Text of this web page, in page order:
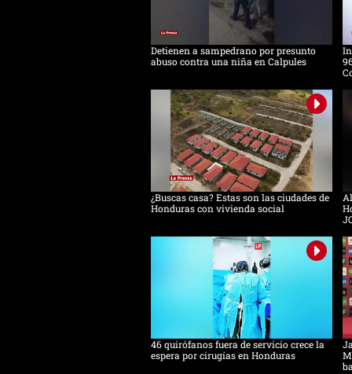
Detienen a sampedrano por presunto
abuso contra una niña en Calpules
¿Buscas casa? Estas son las ciudades de
Honduras con vivienda social
46 quirófanos fuera de servicio crece la
espera por cirugías en Honduras